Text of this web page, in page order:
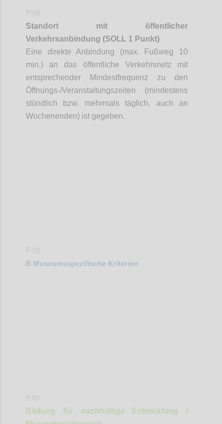
Standort mit öffentlicher
Verkehrsanbindung (SOLL 1 Punkt)
Eine direkte Anbindung (max. Fußweg 10
min.) an das öffentliche Verkehrsnetz mit
entsprechender Mindestfrequenz zu den
Öffnungs-/Veranstaltungszeiten (mindestens
stündlich bzw. mehrmals täglich, auch an
Wochenenden) ist gegeben.
B Museumsspezifische Kriterien
Bildung für nachhaltige Entwicklung /